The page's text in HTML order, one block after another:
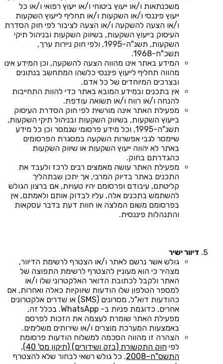
משכנתאות ו/או ייעוץ ביטוחי ו/או ייעוץ רפואי ו/או כל
ייעוץ פיננסי ו/או השקעות ו/או תחליף לייעוץ השקעות
ו/או הצעה להשקעה ו/או הצעה לציבור לפי חוק הסדרת
העיסוק בייעוץ השקעות, בשיווק השקעות ובניהול תיקי
השקעות, תשנ"ה-1995, ולפי חוק ניירות ערך,
תשכ"ח-1968.
המידע באתר אינו מהווה הצעה להשקעה, וכן המידע אינו
מהווה תחליף לייעוץ פיננסי כלשהו המתחשב בנתונים
ובצרכים המיוחדים של כל אדם.
אין בתכנים ובמידע המובא באתר כדי להוות התחייבות
להנחה ו/או רווח ו/או תשואה עודפת.
מפעילת האתר אינה מורשית לפי חוק הסדרת העיסוק
בייעוץ השקעות, בשיווק השקעות ובניהול תיקי השקעות,
תשנ"ה-1995, וכל מידע פרסומי שנמסר וכן כל מידע
שיימסר לגבי אפשרות השקעה במסגרת הפרסומים
באתר לא יהווה ייעוץ השקעות או שיווק השקעות
כהגדרתם בחוק.
מפעילת האתר עושה מאמצים רבים לרכז ולעבד את
התכנים באתר בדיוק המרבי, אך יתכן שבתהליך
קליטתם, עיבודם ופרסומם יהיו טעויות, אם ברצון הגולש
להשתמש בתכנים אלה, עליו לבדוק אותם ולאמתם, אין
בפרסומם משום המלצה או חוות דעת בדבר עסקאות
והתנהלות פיננסית.
דיוור ישיר
גולש אשר נרשם לאתר ו/או הצטרף לרשימת הדיוור,
מצהיר כי הוא מעוניין להצטרף לרשימת התפוצה של
האתר ולקבל לכתובת הדואר האלקטרוני שלו ו/או
למספר הטלפון שלו הודעות שיווקיות כאלה ואחרות, אם
כהודעות דוא"ל, מסרונים (SMS) או שדרים אלקטרונים
אחרים, כדוגמת פניות ב- WhatsApp. בכלל זה,
מפעילת האתר שומרת לעצמה את הזכות לפרסם
באמצעות המערכת מוצרים ו/או שירותים משלימים.
הצהרה זו מהווה הסכמה למשלוח הודעות פרסומת
לפי
חוק התקשורת (בזק ושידורים) (תיקון מס' 40),
התשס"ח–2008
. כל גולש רשאי לבחור שלא להצטרף